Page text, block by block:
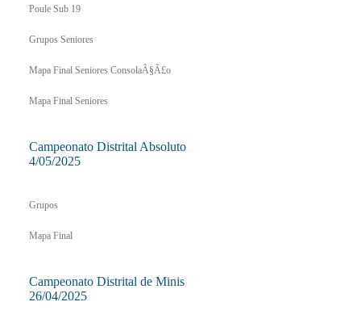
Poule Sub 19
Grupos Seniores
Mapa Final Seniores ConsolaÃ§Ã£o
Mapa Final Seniores
Campeonato Distrital Absoluto
4/05/2025
Grupos
Mapa Final
Campeonato Distrital de Minis
26/04/2025